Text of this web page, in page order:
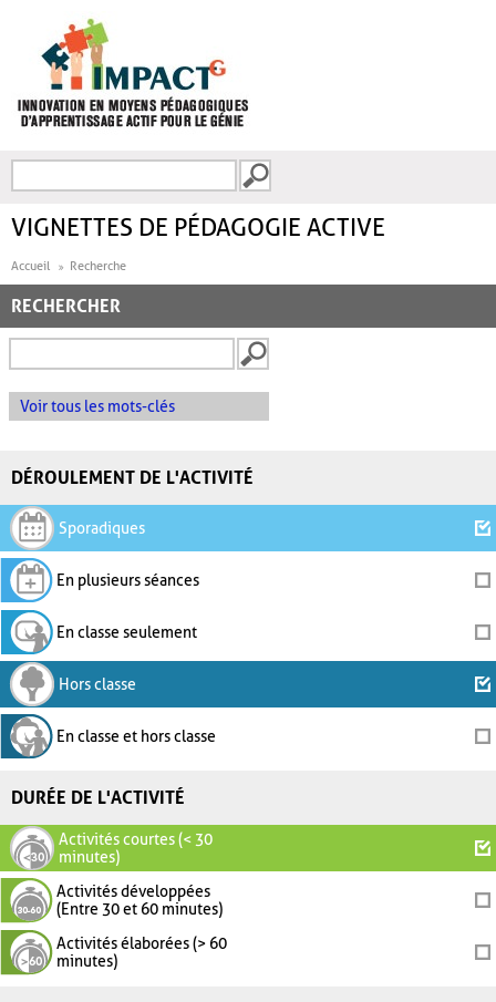
FORMULAIRE DE
VIGNETTES DE PÉDAGOGIE ACTIVE
Accueil Recherche
RECHERCHER
Voir tous les mots-clés
DÉROULEMENT DE L'ACTIVITÉ
Sporadiques
En plusieurs séances
En classe seulement
Hors classe
En classe et hors classe
DURÉE DE L'ACTIVITÉ
Activités courtes (< 30
minutes)
Activités développées
(Entre 30 et 60 minutes)
Activités élaborées (> 60
minutes)